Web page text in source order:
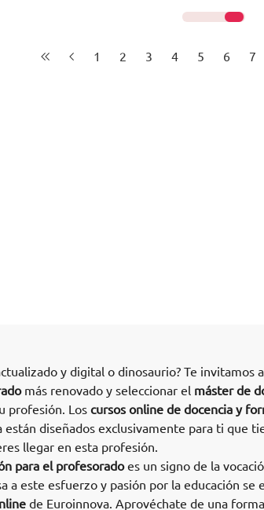
1 2 3 4 5 6 7
y digital o dinosaurio? Te invitamos
más renovado y seleccionar el máster de
profesión. Los cursos online de docencia y
están diseñados exclusivamente para ti que
llegar en esta profesión.
para el profesoradoes un signo de la
a este esfuerzo y pasión por la educación
de Euroinnova. Aprovéchate de una